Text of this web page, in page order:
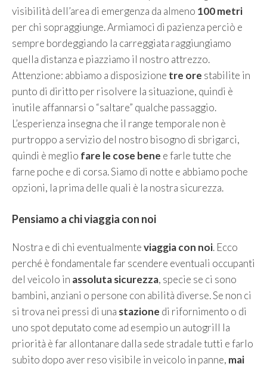
visibilità dell’area di emergenza da almeno 100 metri
per chi sopraggiunge. Armiamoci di pazienza perciò e
sempre bordeggiando la carreggiata raggiungiamo
quella distanza e piazziamo il nostro attrezzo.
Attenzione: abbiamo a disposizione tre ore stabilite in
punto di diritto per risolvere la situazione, quindi è
inutile affannarsi o “saltare” qualche passaggio.
L’esperienza insegna che il range temporale non è
purtroppo a servizio del nostro bisogno di sbrigarci,
quindi è meglio fare le cose bene e farle tutte che
farne poche e di corsa. Siamo di notte e abbiamo poche
opzioni, la prima delle quali è la nostra sicurezza.
Pensiamo a chi viaggia con noi
Nostra e di chi eventualmenteviaggia con noi. Ecco
perché è fondamentale far scendere eventuali occupanti
del veicolo in assoluta sicurezza, specie se ci sono
bambini, anziani o persone con abilità diverse. Se non ci
si trova nei pressi di una stazione di rifornimento o di
uno spot deputato come ad esempio un autogrill la
priorità è far allontanare dalla sede stradale tutti e farlo
subito dopo aver reso visibile in veicolo in panne, mai